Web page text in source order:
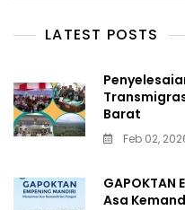
LATEST POSTS
Barat
Feb 02,
Asa